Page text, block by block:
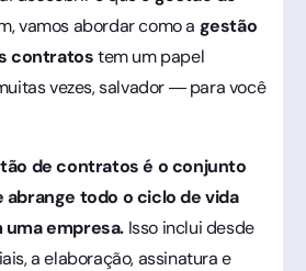
vamos abordar como a gestão
contratostem um papel
vezes, salvador — para você
de contratos é o conjunto
todo o ciclo de vida
empresa.Isso inclui desde
a elaboração, assinatura e